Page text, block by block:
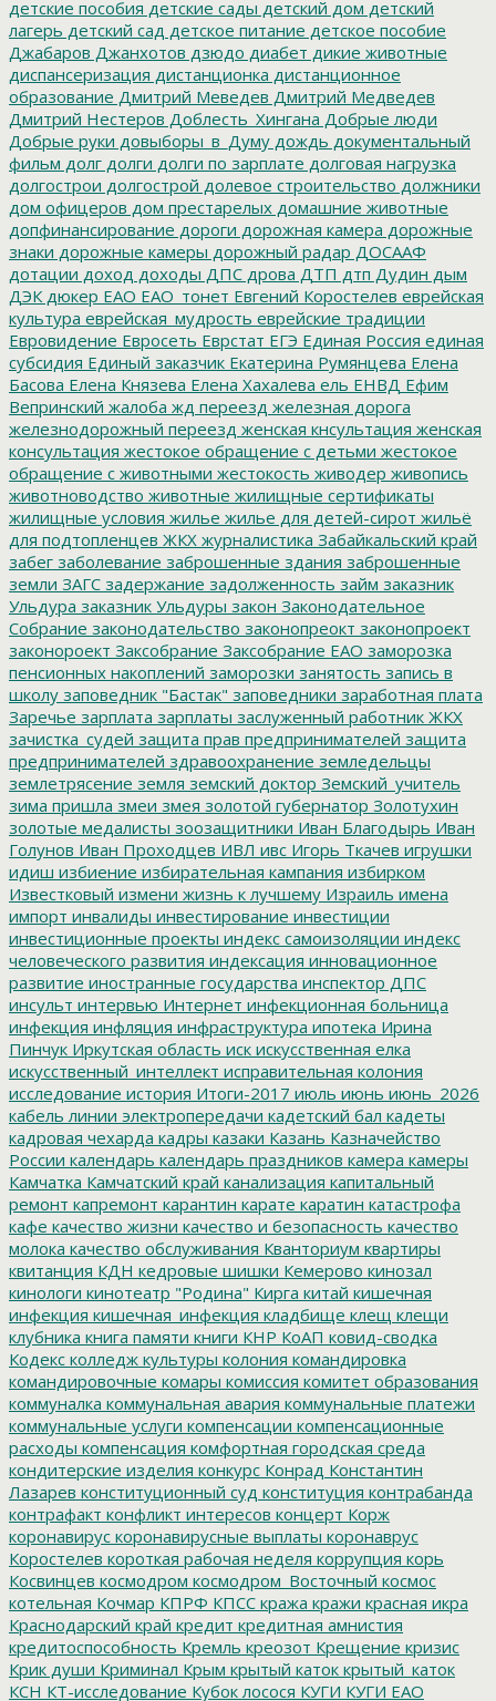
детские пособия детские сады детский дом детский
лагерь детский сад детское питание детское пособие
Джабаров Джанхотов дзюдо диабет дикие животные
диспансеризация дистанционка дистанционное
образование Дмитрий Меведев Дмитрий Медведев
Дмитрий Нестеров Доблесть_Хингана Добрые люди
Добрые руки довыборы_в_Думу дождь документальный
фильм долг долги долги по зарплате долговая нагрузка
долгострои долгострой долевое строительство должники
дом офицеров дом престарелых домашние животные
допфинансирование дороги дорожная камера дорожные
знаки дорожные камеры дорожный радар ДОСААФ
дотации доход доходы ДПС дрова ДТП дтп Дудин дым
ДЭК дюкер ЕАО ЕАО_тонет Евгений Коростелев еврейская
культура еврейская_мудрость еврейские традиции
Евровидение Евросеть Еврстат ЕГЭ Единая Россия единая
субсидия Единый заказчик Екатерина Румянцева Елена
Басова Елена Князева Елена Хахалева ель ЕНВД Ефим
Вепринский жалоба жд переезд железная дорога
железнодорожный переезд женская кнсультация женская
консультация жестокое обращение с детьми жестокое
обращение с животными жестокость живодер живопись
животноводство животные жилищные сертификаты
жилищные условия жилье жилье для детей-сирот жильё
для подтопленцев ЖКХ журналистика Забайкальский край
забег заболевание заброшенные здания заброшенные
земли ЗАГС задержание задолженность займ заказник
Ульдура заказник Ульдуры закон Законодательное
Собрание законодательство законопреокт законопроект
законороект Заксобрание Заксобрание ЕАО заморозка
пенсионных накоплений заморозки занятость запись в
школу заповедник "Бастак" заповедники заработная плата
Заречье зарплата зарплаты заслуженный работник ЖКХ
зачистка_судей защита прав предпринимателей защита
предпринимателей здравоохранение земледельцы
землетрясение земля земский доктор Земский_учитель
зима пришла змеи змея золотой губернатор Золотухин
золотые медалисты зоозащитники Иван Благодырь Иван
Голунов Иван Проходцев ИВЛ ивс Игорь Ткачев игрушки
идиш избиение избирательная кампания избирком
Известковый измени жизнь к лучшему Израиль имена
импорт инвалиды инвестирование инвестиции
инвестиционные проекты индекс самоизоляции индекс
человеческого развития индексация инновационное
развитие иностранные государства инспектор ДПС
инсульт интервью Интернет инфекционная больница
инфекция инфляция инфраструктура ипотека Ирина
Пинчук Иркутская область иск искусственная елка
искусственный_интеллект исправительная колония
исследование история Итоги-2017 июль июнь июнь_2026
кабель линии электропередачи кадетский бал кадеты
кадровая чехарда кадры казаки Казань Казначейство
России календарь календарь праздников камера камеры
Камчатка Камчатский край канализация капитальный
ремонт капремонт карантин карате каратин катастрофа
кафе качество жизни качество и безопасность качество
молока качество обслуживания Кванториум квартиры
квитанция КДН кедровые шишки Кемерово кинозал
кинологи кинотеатр "Родина" Кирга китай кишечная
инфекция кишечная_инфекция кладбище клещ клещи
клубника книга памяти книги КНР КоАП ковид-сводка
Кодекс колледж культуры колония командировка
командировочные комары комиссия комитет образования
коммуналка коммунальная авария коммунальные платежи
коммунальные услуги компенсации компенсационные
расходы компенсация комфортная городская среда
кондитерские изделия конкурс Конрад Константин
Лазарев конституционный суд конституция контрабанда
контрафакт конфликт интересов концерт Корж
коронавирус коронавирусные выплаты коронаврус
Коростелев короткая рабочая неделя коррупция корь
Косвинцев космодром космодром_Восточный космос
котельная Кочмар КПРФ КПСС кража кражи красная икра
Краснодарский край кредит кредитная амнистия
кредитоспособность Кремль креозот Крещение кризис
Крик души Криминал Крым крытый каток крытый_каток
КСН КТ-исследование Кубок лосося КУГИ КУГИ ЕАО